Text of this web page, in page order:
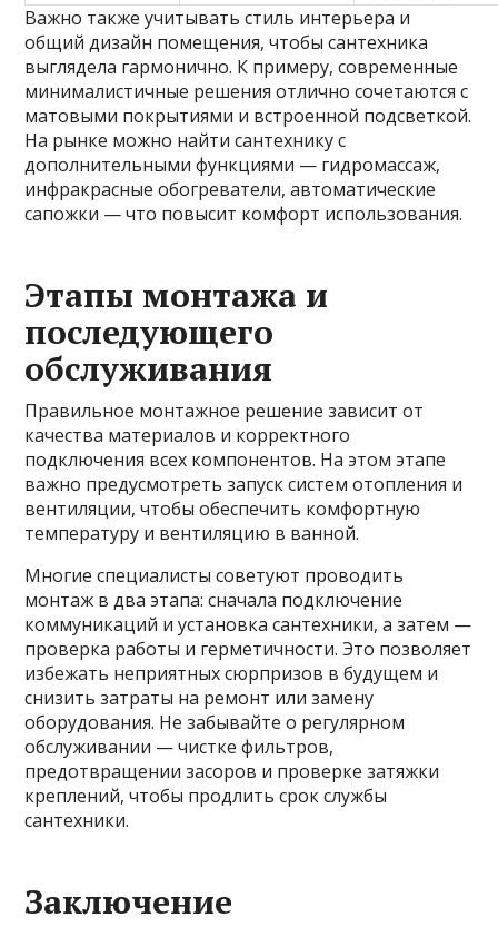
Важно также учитывать стиль интерьера и
общий дизайн помещения, чтобы сантехника
выглядела гармонично. К примеру, современные
минималистичные решения отлично сочетаются с
матовыми покрытиями и встроенной подсветкой.
На рынке можно найти сантехнику с
дополнительными функциями — гидромассаж,
инфракрасные обогреватели, автоматические
сапожки — что повысит комфорт использования.
Этапы монтажа и
последующего
обслуживания
Правильное монтажное решение зависит от
качества материалов и корректного
подключения всех компонентов. На этом этапе
важно предусмотреть запуск систем отопления и
вентиляции, чтобы обеспечить комфортную
температуру и вентиляцию в ванной.
Многие специалисты советуют проводить
монтаж в два этапа: сначала подключение
коммуникаций и установка сантехники, а затем —
проверка работы и герметичности. Это позволяет
избежать неприятных сюрпризов в будущем и
снизить затраты на ремонт или замену
оборудования. Не забывайте о регулярном
обслуживании — чистке фильтров,
предотвращении засоров и проверке затяжки
креплений, чтобы продлить срок службы
сантехники.
Заключение